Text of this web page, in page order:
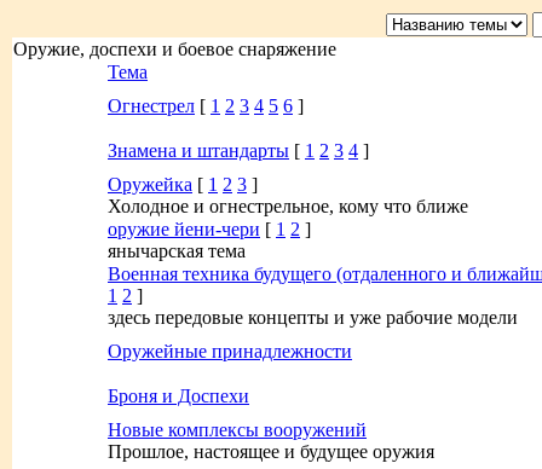
Оружие, доспехи и боевое снаряжение
Тема
Огнестрел [ 1 2 3 4 5 6 ]
Знамена и штандарты [ 1 2 3 4 ]
Оружейка [ 1 2 3 ]
Холодное и огнестрельное, кому что ближе
оружие йени-чери [ 1 2 ]
янычарская тема
Военная техника будущего (отдаленного и
1 2 ]
здесь передовые концепты и уже рабочие модели
Оружейные принадлежности
Броня и Доспехи
Новые комплексы вооружений
Прошлое, настоящее и будущее оружия